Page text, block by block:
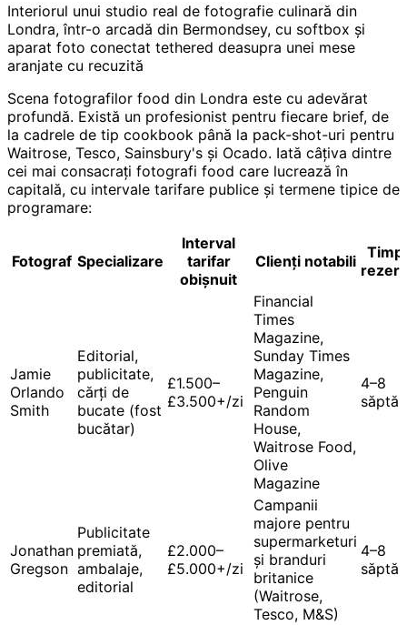
Interiorul unui studio real de fotografie culinară din
Londra, într-o arcadă din Bermondsey, cu softbox și
aparat foto conectat tethered deasupra unei mese
aranjate cu recuzită
Scena fotografilor food din Londra este cu adevărat
profundă. Există un profesionist pentru fiecare brief, de
la cadrele de tip cookbook până la pack-shot-uri pentru
Waitrose, Tesco, Sainsbury's și Ocado. Iată câțiva dintre
cei mai consacrați fotografi food care lucrează în
capitală, cu intervale tarifare publice și termene tipice de
programare:
Fotograf Specializare
Interval
tarifar
obișnuit
Clienți notabili
Timp
Jamie
Orlando
Smith
Editorial,
publicitate,
cărți de
bucate (fost
bucătar)
£1.500–
£3.500+/zi
Financial
Times
Magazine,
Sunday Times
Magazine,
Penguin
Random
House,
Waitrose Food,
Olive
Magazine
4–8
Jonathan
Gregson
Publicitate
premiată,
ambalaje,
editorial
£2.000–
£5.000+/zi
Campanii
majore pentru
supermarketuri
și branduri
britanice
(Waitrose,
Tesco, M&S)
4–8